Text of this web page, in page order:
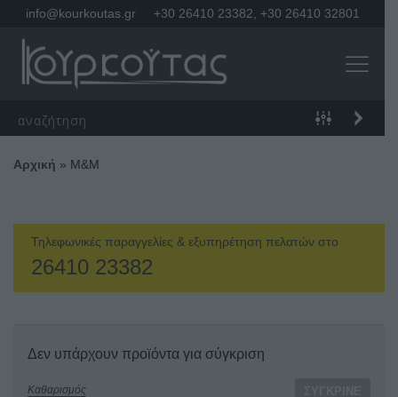
info@kourkoutas.gr +30 26410 23382 +30 26410 32801
Αρχική » Μ&Μ
Τηλεφωνικές παραγγελίες & εξυπηρέτηση πελατών στο
26410 23382
Δεν υπάρχουν προϊόντα για σύγκριση
Καθαρισμός